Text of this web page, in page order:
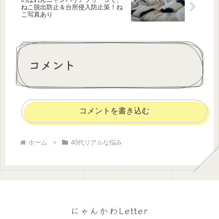
ねこ脱出防止＆台所侵入防止策！ね
こ写真あり
コメント
コメントを書き込む
ホーム 40代リアルな悩み
にゃんかわLetter